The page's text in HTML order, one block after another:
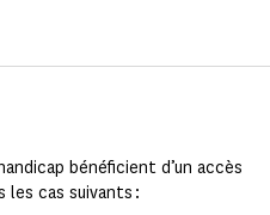
bénéficient d’un accès
cas suivants :